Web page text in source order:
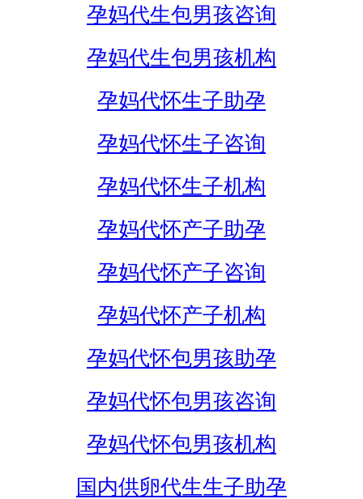
孕妈代生包男孩咨询
孕妈代生包男孩机构
孕妈代怀生子助孕
孕妈代怀生子咨询
孕妈代怀生子机构
孕妈代怀产子助孕
孕妈代怀产子咨询
孕妈代怀产子机构
孕妈代怀包男孩助孕
孕妈代怀包男孩咨询
孕妈代怀包男孩机构
国内供卵代生生子助孕